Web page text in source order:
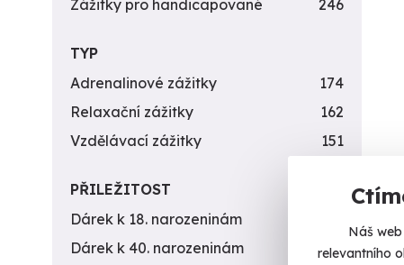
Náš
relevantního
Zážitky pro handicapované
246
TYP
Adrenalinové zážitky
174
Relaxační zážitky
162
Vzdělávací zážitky
151
PŘILEŽITOST
Dárek k 18. narozeninám
Dárek k 40. narozeninám
453